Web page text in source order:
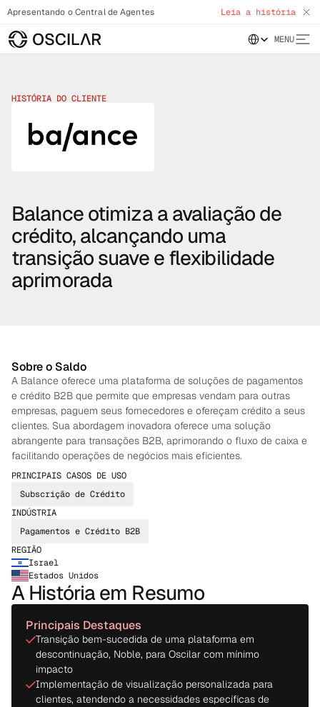
Apresentando o Central de Agentes Leia a história
Select Language
MENU
HISTÓRIA DO CLIENTE
Balance otimiza a avaliação de
crédito, alcançando uma
transição suave e flexibilidade
aprimorada
Sobre o Saldo
A Balance oferece uma plataforma de soluções de pagamentos
e crédito B2B que permite que empresas vendam para outras
empresas, paguem seus fornecedores e ofereçam crédito a seus
clientes. Sua abordagem inovadora oferece uma solução
abrangente para transações B2B, aprimorando o fluxo de caixa e
facilitando operações de negócios mais eficientes.
PRINCIPAIS CASOS DE USO
Subscrição de Crédito
INDÚSTRIA
Pagamentos e Crédito B2B
REGIÃO
Israel
Estados Unidos
A História em Resumo
Principais Destaques
Transição bem-sucedida de uma plataforma em
descontinuação, Noble, para Oscilar com mínimo
impacto
Implementação de visualização personalizada para
clientes, atendendo a necessidades específicas de